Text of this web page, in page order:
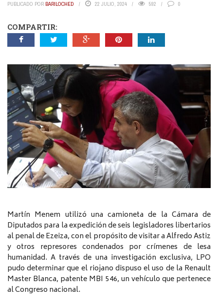
PUBLICADO POR BARILOCHED 22 JULIO, 2024 592 0
COMPARTIR:
Martín Menem utilizó una camioneta de la Cámara de
Diputados para la expedición de seis legisladores libertarios
al penal de Ezeiza, con el propósito de visitar a Alfredo Astiz
y otros represores condenados por crímenes de lesa
humanidad. A través de una investigación exclusiva, LPO
pudo determinar que el riojano dispuso el uso de la Renault
Master Blanca, patente MBI 546, un vehículo que pertenece
al Congreso nacional.